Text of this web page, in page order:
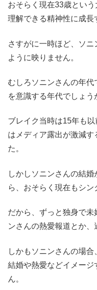
おそらく現在33歳とい
理解できる精神性に成長
さすがに一時ほど、ソ
ように映りません。
むしろソニンさんの年
を意識する年代でしょう
ブレイク当時は15年も
はメディア露出が激減
た。
しかしソニンさんの結
ら、おそらく現在もシン
だから、ずっと独身で
ンさんの熱愛報道とか、
しかもソニンさんの場合
結婚や熱愛などイメー
ん。